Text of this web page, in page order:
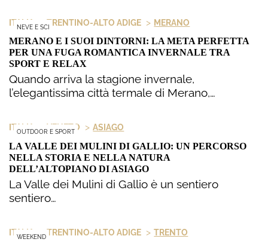
NEVE E SCI
ITALIA > TRENTINO-ALTO ADIGE > MERANO
MERANO E I SUOI DINTORNI: LA META PERFETTA
PER UNA FUGA ROMANTICA INVERNALE TRA
SPORT E RELAX
Quando arriva la stagione invernale,
l’elegantissima città termale di Merano,…
OUTDOOR E SPORT
ITALIA > VENETO > ASIAGO
LA VALLE DEI MULINI DI GALLIO: UN PERCORSO
NELLA STORIA E NELLA NATURA
DELL’ALTOPIANO DI ASIAGO
La Valle dei Mulini di Gallio è un sentiero
sentiero…
WEEKEND
ITALIA > TRENTINO-ALTO ADIGE > TRENTO